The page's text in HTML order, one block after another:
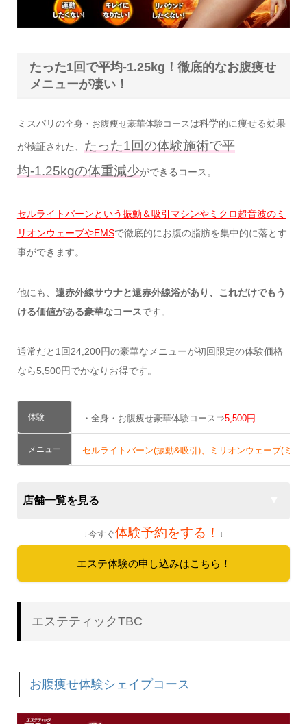
たった1回で平均-1.25kg！徹底的なお腹痩せ
メニューが凄い！
ミスパリの全身・お腹痩せ豪華体験コース は科学的に痩せる効果
が検証された、 たった1回の体験施術で平
均-1.25kgの体重減少ができるコース。
セルライトバーンという振動＆吸引マシンやミクロ超音波のミ
リオンウェーブやEMSで徹底的にお腹の脂肪を集中的に落とす
事ができます。
他にも、 遠赤外線サウナと遠赤外線浴があり、これだけでもう
ける価値がある豪華なコースです。
通常だと1回24,200円の豪華なメニューが初回限定の体験価格
なら5,500円でかなりお得です。
体験 ・全身・お腹痩せ豪華体験コース⇒5,500円
メニュー セルライトバーン(振動&吸引)、ミリオンウェーブ(ミ
店舗一覧を見る
↓今すぐ体験予約をする！ ↓
エステ体験の申し込みはこちら！
エステティックTBC
お腹痩せ体験シェイプコース